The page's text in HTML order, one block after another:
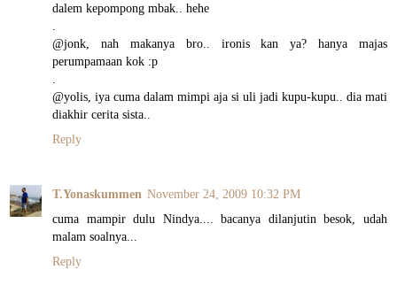
dalem kepompong mbak.. hehe
.
@jonk, nah makanya bro.. ironis kan ya? hanya majas
perumpamaan kok :p
.
@yolis, iya cuma dalam mimpi aja si uli jadi kupu-kupu.. dia mati
diakhir cerita sista..
Reply
T.Yonaskummen November 24, 2009 10:32 PM
cuma mampir dulu Nindya.... bacanya dilanjutin besok, udah
malam soalnya...
Reply